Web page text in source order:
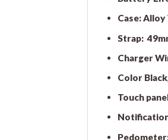
Case:
Strap:
Charger
Color
Touch